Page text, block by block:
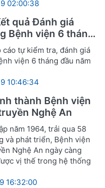
02:00:38
quả Đánh giá
Bệnh viện 6 tháng
cáo tự kiểm tra, đánh giá
viện 6 tháng đầu năm
10:46:34
thành Bệnh viện
Nghệ An
năm 1964, trải qua 58
và phát triển, Bệnh viện
Nghệ An ngày càng
vị thế trong hệ thống
16:32:00